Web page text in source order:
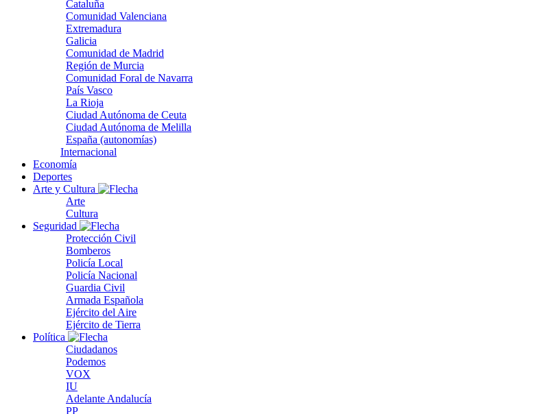
Cataluña
Comunidad Valenciana
Extremadura
Galicia
Comunidad de Madrid
Región de Murcia
Comunidad Foral de Navarra
País Vasco
La Rioja
Ciudad Autónoma de Ceuta
Ciudad Autónoma de Melilla
España (autonomías)
Internacional
Economía
Deportes
Arte y Cultura
Arte
Cultura
Seguridad
Protección Civil
Bomberos
Policía Local
Policía Nacional
Guardia Civil
Armada Española
Ejército del Aire
Ejército de Tierra
Política
Ciudadanos
Podemos
VOX
IU
Adelante Andalucía
PP